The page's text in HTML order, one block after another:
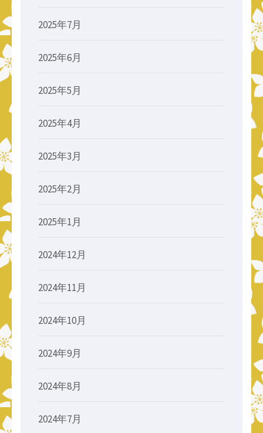
2025年7月
2025年6月
2025年5月
2025年4月
2025年3月
2025年2月
2025年1月
2024年12月
2024年11月
2024年10月
2024年9月
2024年8月
2024年7月